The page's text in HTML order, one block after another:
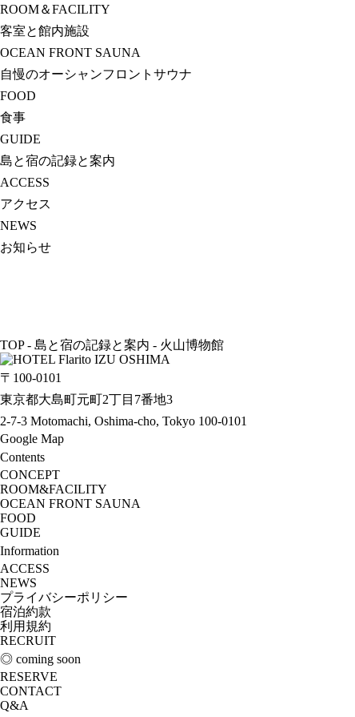
ROOM＆FACILITY
客室と館内施設
OCEAN FRONT SAUNA
自慢のオーシャンフロントサウナ
FOOD
食事
GUIDE
島と宿の記録と案内
ACCESS
アクセス
NEWS
お知らせ
TOP - 島と宿の記録と案内 - 火山博物館
〒100-0101
東京都大島町元町2丁目7番地3
2-7-3 Motomachi, Oshima-cho, Tokyo 100-0101
Google Map
Contents
CONCEPT
ROOM&FACILITY
OCEAN FRONT SAUNA
FOOD
GUIDE
Information
ACCESS
NEWS
プライバシーポリシー
宿泊約款
利用規約
RECRUIT
◎ coming soon
RESERVE
CONTACT
Q&A